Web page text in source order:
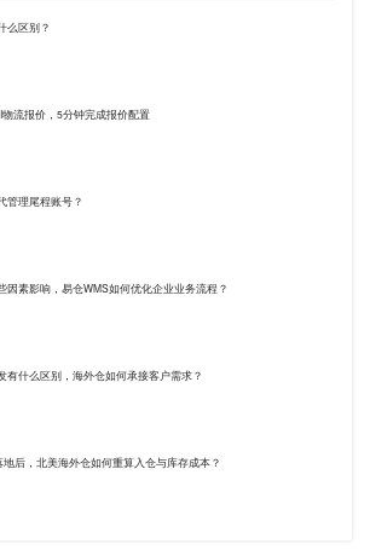
么区别？
流报价，5分钟完成报价配置
管理尾程账号？
因素影响，易仓WMS如何优化企业业务流程？
有什么区别，海外仓如何承接客户需求？
后，北美海外仓如何重算入仓与库存成本？